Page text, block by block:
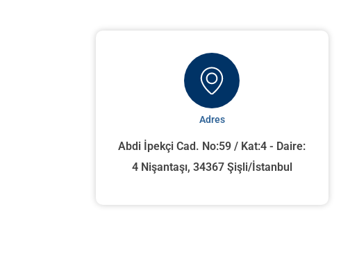
Adres
Abdi İpekçi Cad. No:59 / Kat:4 - Daire:
4 Nişantaşı, 34367 Şişli/İstanbul